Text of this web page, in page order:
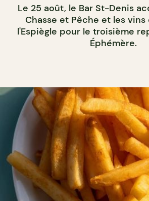
Le 25 août, le Bar St-Denis
Chasse et Pêche et les vins
l'Espiègle pour le troisième
Éphémère.